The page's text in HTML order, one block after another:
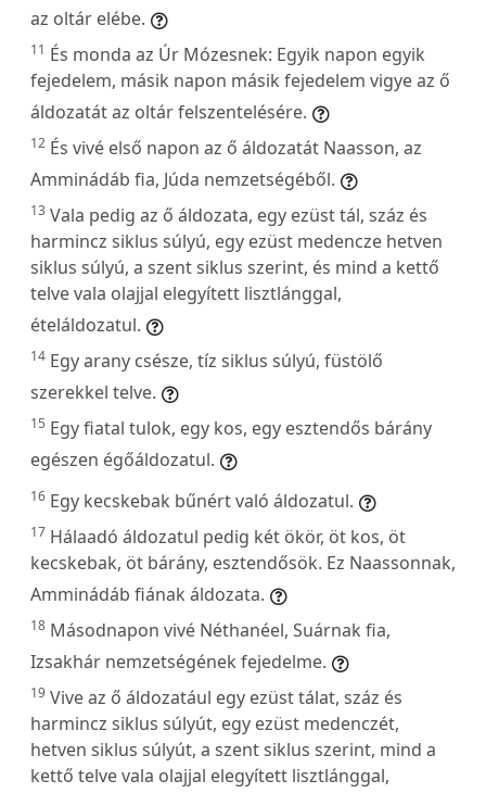
az oltár elébe.
11 És monda az Úr Mózesnek: Egyik napon egyik
fejedelem, másik napon másik fejedelem vigye az ő
áldozatát az oltár felszentelésére.
12 És vivé első napon az ő áldozatát Naasson, az
Amminádáb fia, Júda nemzetségéből.
13 Vala pedig az ő áldozata, egy ezüst tál, száz és
harmincz siklus súlyú, egy ezüst medencze hetven
siklus súlyú, a szent siklus szerint, és mind a kettő
telve vala olajjal elegyített lisztlánggal,
ételáldozatul.
14 Egy arany csésze, tíz siklus súlyú, füstölő
szerekkel telve.
15 Egy fiatal tulok, egy kos, egy esztendős bárány
egészen égőáldozatul.
16 Egy kecskebak bűnért való áldozatul.
17 Hálaadó áldozatul pedig két ökör, öt kos, öt
kecskebak, öt bárány, esztendősök. Ez Naassonnak,
Amminádáb fiának áldozata.
18 Másodnapon vivé Néthanéel, Suárnak fia,
Izsakhár nemzetségének fejedelme.
19 Vive az ő áldozatául egy ezüst tálat, száz és
harmincz siklus súlyút, egy ezüst medenczét,
hetven siklus súlyút, a szent siklus szerint, mind a
kettő telve vala olajjal elegyített lisztlánggal,